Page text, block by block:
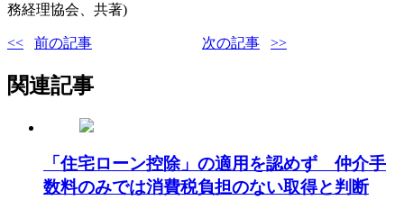
務経理協会、共著)
前の記事 次の記事
関連記事
「住宅ローン控除」の適用を認めず 仲介手
数料のみでは消費税負担のない取得と判断